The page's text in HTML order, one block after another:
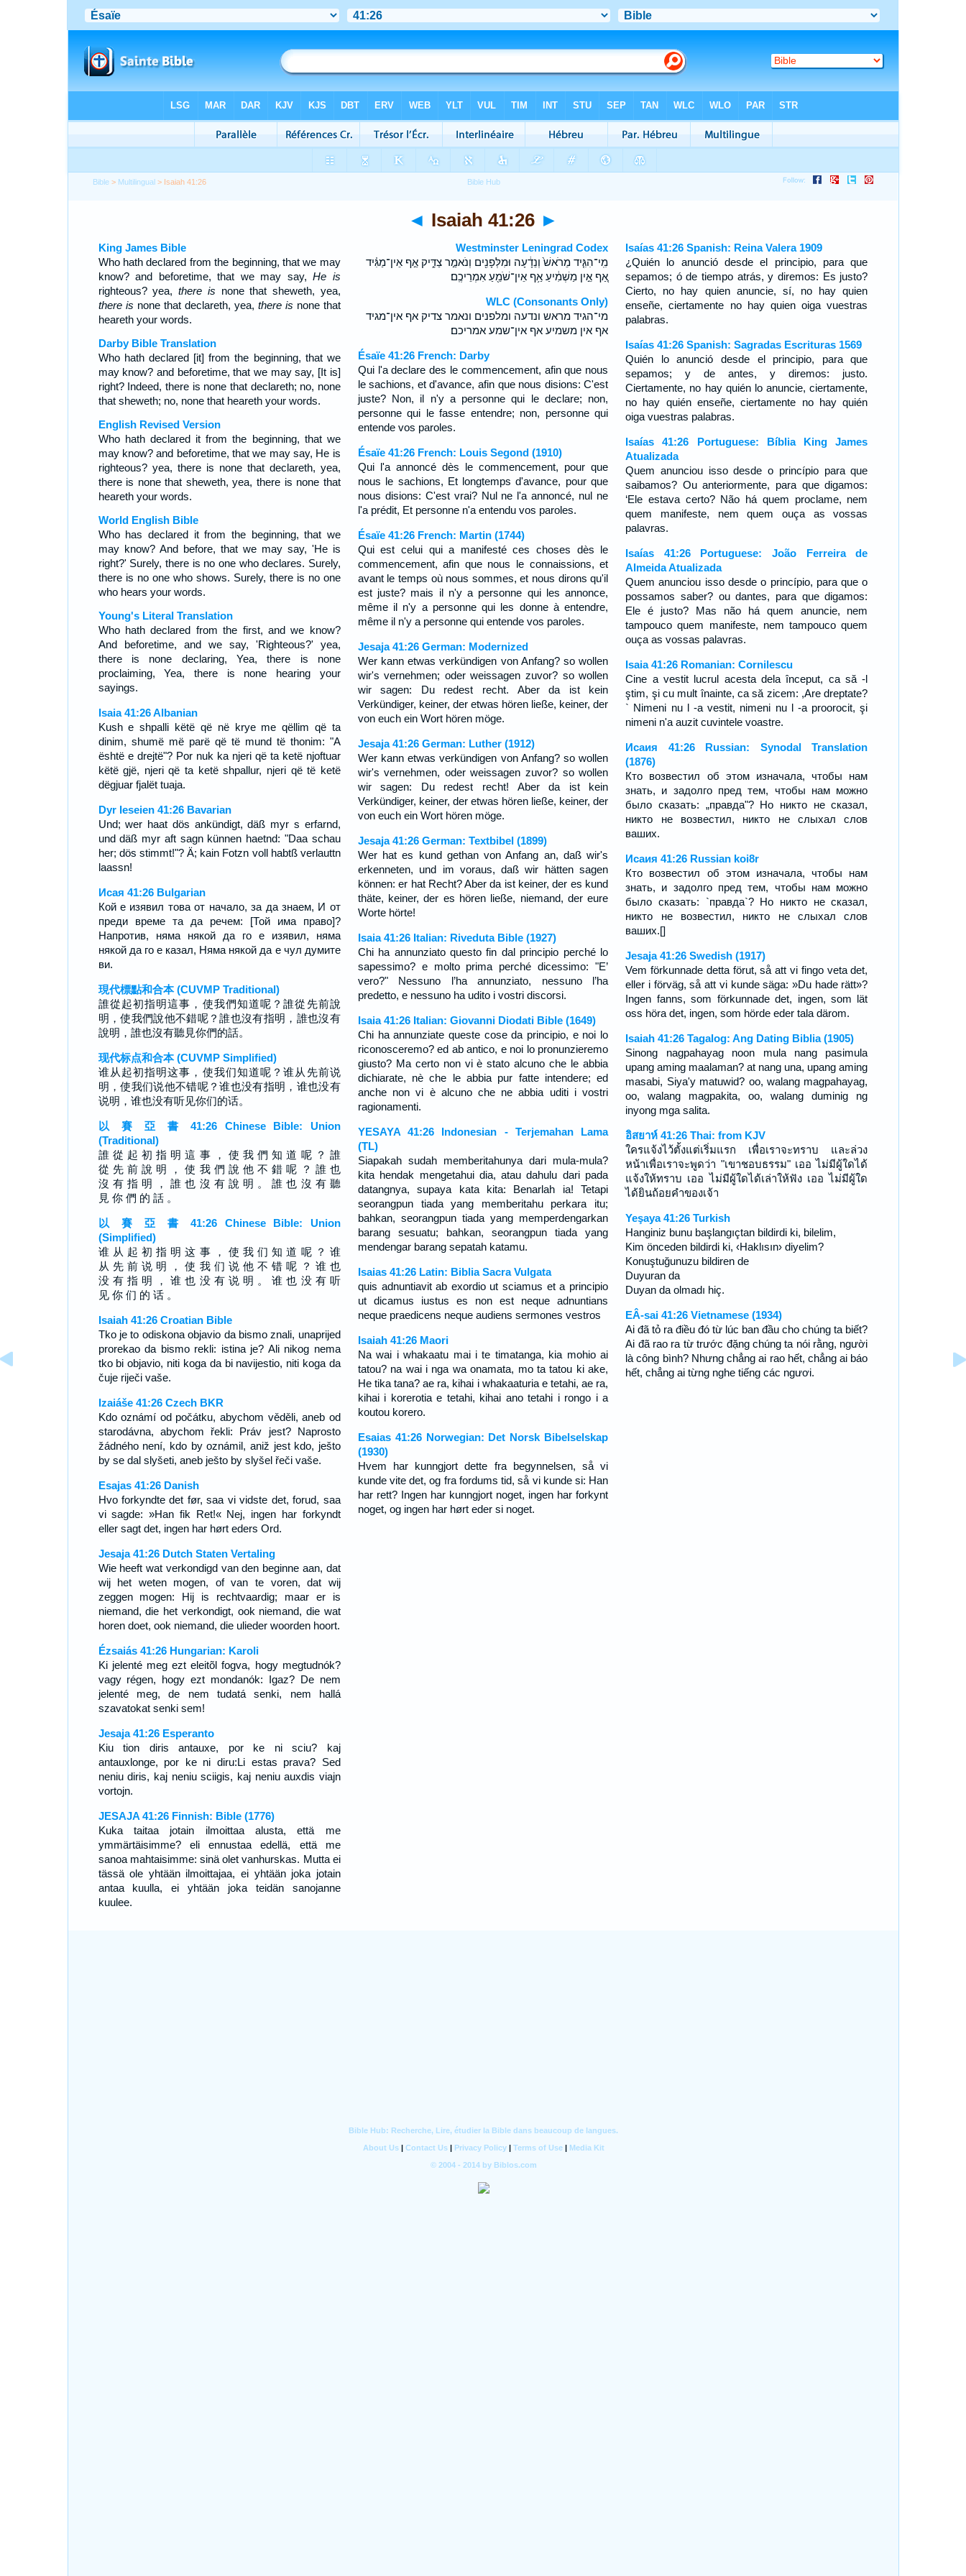
Bible > Multilingual > Isaiah 41:26
◄ Isaiah 41:26 ►
King James Bible
Who hath declared from the beginning, that we may
know? and beforetime, that we may say,He is
righteous? yea,there is none that sheweth, yea,
there is none that declareth, yea, there is none that
heareth your words.
Darby Bible Translation
Who hath declared [it] from the beginning, that we
may know? and beforetime, that we may say, [It is]
right? Indeed, there is none that declareth; no, none
that sheweth; no, none that heareth your words.
English Revised Version
Who hath declared it from the beginning, that we
may know? and beforetime, that we may say, He is
righteous? yea, there is none that declareth, yea,
there is none that sheweth, yea, there is none that
heareth your words.
World English Bible
Who has declared it from the beginning, that we
may know? And before, that we may say, 'He is
right?' Surely, there is no one who declares. Surely,
there is no one who shows. Surely, there is no one
who hears your words.
Young's Literal Translation
Who hath declared from the first, and we know?
And beforetime, and we say, 'Righteous?' yea,
there is none declaring, Yea, there is none
proclaiming, Yea, there is none hearing your
sayings.
Isaia 41:26 Albanian
Kush e shpalli këtë që në krye me qëllim që ta
dinim, shumë më parë që të mund të thonim: "A
është e drejtë"? Por nuk ka njeri që ta ketë njoftuar
këtë gjë, njeri që ta ketë shpallur, njeri që të ketë
dëgjuar fjalët tuaja.
Dyr Ieseien 41:26 Bavarian
Und; wer haat dös ankündigt, däß myr s erfarnd,
und däß myr aft sagn künnen haetnd: "Daa schau
her; dös stimmt!"? Ä; kain Fotzn voll habtß verlauttn
laassn!
Исая 41:26 Bulgarian
Кой е изявил това от начало, за да знаем, И от
преди време та да речем: [Той има право]?
Напротив, няма някой да го е изявил, няма
някой да го е казал, Няма някой да е чул думите
ви.
現代標點和合本 (CUVMP Traditional)
誰從起初指明這事，使我們知道呢？誰從先前說
明，使我們說他不錯呢？誰也沒有指明，誰也沒有
說明，誰也沒有聽見你們的話。
现代标点和合本 (CUVMP Simplified)
谁从起初指明这事，使我们知道呢？谁从先前说
明，使我们说他不错呢？谁也没有指明，谁也没有
说明，谁也没有听见你们的话。
以 賽 亞 書 41:26 Chinese Bible: Union
(Traditional)
誰 從 起 初 指 明 這 事 ， 使 我 們 知 道 呢 ？ 誰
從 先 前 說 明 ， 使 我 們 說 他 不 錯 呢 ？ 誰 也
沒 有 指 明 ， 誰 也 沒 有 說 明 。 誰 也 沒 有 聽
見 你 們 的 話 。
以 賽 亞 書 41:26 Chinese Bible: Union
(Simplified)
谁 从 起 初 指 明 这 事 ， 使 我 们 知 道 呢 ？ 谁
从 先 前 说 明 ， 使 我 们 说 他 不 错 呢 ？ 谁 也
没 有 指 明 ， 谁 也 没 有 说 明 。 谁 也 没 有 听
见 你 们 的 话 。
Isaiah 41:26 Croatian Bible
Tko je to odiskona objavio da bismo znali, unaprijed
prorekao da bismo rekli: istina je? Ali nikog nema
tko bi objavio, niti koga da bi navijestio, niti koga da
čuje riječi vaše.
Izaiáše 41:26 Czech BKR
Kdo oznámí od počátku, abychom věděli, aneb od
starodávna, abychom řekli: Práv jest? Naprosto
žádného není, kdo by oznámil, aniž jest kdo, ješto
by se dal slyšeti, aneb ješto by slyšel řeči vaše.
Esajas 41:26 Danish
Hvo forkyndte det før, saa vi vidste det, forud, saa
vi sagde: »Han fik Ret!« Nej, ingen har forkyndt
eller sagt det, ingen har hørt eders Ord.
Jesaja 41:26 Dutch Staten Vertaling
Wie heeft wat verkondigd van den beginne aan, dat
wij het weten mogen, of van te voren, dat wij
zeggen mogen: Hij is rechtvaardig; maar er is
niemand, die het verkondigt, ook niemand, die wat
horen doet, ook niemand, die ulieder woorden hoort.
Ézsaiás 41:26 Hungarian: Karoli
Ki jelenté meg ezt eleitõl fogva, hogy megtudnók?
vagy régen, hogy ezt mondanók: Igaz? De nem
jelenté meg, de nem tudatá senki, nem hallá
szavatokat senki sem!
Jesaja 41:26 Esperanto
Kiu tion diris antauxe, por ke ni sciu? kaj
antauxlonge, por ke ni diru:Li estas prava? Sed
neniu diris, kaj neniu sciigis, kaj neniu auxdis viajn
vortojn.
JESAJA 41:26 Finnish: Bible (1776)
Kuka taitaa jotain ilmoittaa alusta, että me
ymmärtäisimme? eli ennustaa edellä, että me
sanoa mahtaisimme: sinä olet vanhurskas. Mutta ei
tässä ole yhtään ilmoittajaa, ei yhtään joka jotain
antaa kuulla, ei yhtään joka teidän sanojanne
kuulee.
Westminster Leningrad Codex
מִֽי־הִגִּ֤יד מֵרֹאשׁ֙ וְנֵדָ֔עָה וּמִלְּפָנִ֖ים וְנֹאמַ֣ר צַדִּ֑יק אַ֣ף אֵין־מַגִּ֗יד
אַ֚ף אֵ֣ין מַשְׁמִ֔יעַ אַ֥ף אֵין־שֹׁמֵ֖עַ אִמְרֵיכֶֽם׃
WLC (Consonants Only)
מי־הגיד מראש ונדעה ומלפנים ונאמר צדיק אף אין־מגיד
אף אין משמיע אף אין־שמע אמריכם׃
Ésaïe 41:26 French: Darby
Qui l'a declare des le commencement, afin que nous
le sachions, et d'avance, afin que nous disions: C'est
juste? Non, il n'y a personne qui le declare; non,
personne qui le fasse entendre; non, personne qui
entende vos paroles.
Ésaïe 41:26 French: Louis Segond (1910)
Qui l'a annoncé dès le commencement, pour que
nous le sachions, Et longtemps d'avance, pour que
nous disions: C'est vrai? Nul ne l'a annoncé, nul ne
l'a prédit, Et personne n'a entendu vos paroles.
Ésaïe 41:26 French: Martin (1744)
Qui est celui qui a manifesté ces choses dès le
commencement, afin que nous le connaissions, et
avant le temps où nous sommes, et nous dirons qu'il
est juste? mais il n'y a personne qui les annonce,
même il n'y a personne qui les donne à entendre,
même il n'y a personne qui entende vos paroles.
Jesaja 41:26 German: Modernized
Wer kann etwas verkündigen von Anfang? so wollen
wir's vernehmen; oder weissagen zuvor? so wollen
wir sagen: Du redest recht. Aber da ist kein
Verkündiger, keiner, der etwas hören ließe, keiner, der
von euch ein Wort hören möge.
Jesaja 41:26 German: Luther (1912)
Wer kann etwas verkündigen von Anfang? so wollen
wir's vernehmen, oder weissagen zuvor? so wollen
wir sagen: Du redest recht! Aber da ist kein
Verkündiger, keiner, der etwas hören ließe, keiner, der
von euch ein Wort hören möge.
Jesaja 41:26 German: Textbibel (1899)
Wer hat es kund gethan von Anfang an, daß wir's
erkenneten, und im voraus, daß wir hätten sagen
können: er hat Recht? Aber da ist keiner, der es kund
thäte, keiner, der es hören ließe, niemand, der eure
Worte hörte!
Isaia 41:26 Italian: Riveduta Bible (1927)
Chi ha annunziato questo fin dal principio perché lo
sapessimo? e molto prima perché dicessimo: "E’
vero?" Nessuno l’ha annunziato, nessuno l’ha
predetto, e nessuno ha udito i vostri discorsi.
Isaia 41:26 Italian: Giovanni Diodati Bible (1649)
Chi ha annunziate queste cose da principio, e noi lo
riconosceremo? ed ab antico, e noi lo pronunzieremo
giusto? Ma certo non vi è stato alcuno che le abbia
dichiarate, nè che le abbia pur fatte intendere; ed
anche non vi è alcuno che ne abbia uditi i vostri
ragionamenti.
YESAYA 41:26 Indonesian - Terjemahan Lama
(TL)
Siapakah sudah memberitahunya dari mula-mula?
kita hendak mengetahui dia, atau dahulu dari pada
datangnya, supaya kata kita: Benarlah ia! Tetapi
seorangpun tiada yang memberitahu perkara itu;
bahkan, seorangpun tiada yang memperdengarkan
barang sesuatu; bahkan, seorangpun tiada yang
mendengar barang sepatah katamu.
Isaias 41:26 Latin: Biblia Sacra Vulgata
quis adnuntiavit ab exordio ut sciamus et a principio
ut dicamus iustus es non est neque adnuntians
neque praedicens neque audiens sermones vestros
Isaiah 41:26 Maori
Na wai i whakaatu mai i te timatanga, kia mohio ai
tatou? na wai i nga wa onamata, mo ta tatou ki ake,
He tika tana? ae ra, kihai i whakaaturia e tetahi, ae ra,
kihai i korerotia e tetahi, kihai ano tetahi i rongo i a
koutou korero.
Esaias 41:26 Norwegian: Det Norsk Bibelselskap
(1930)
Hvem har kunngjort dette fra begynnelsen, så vi
kunde vite det, og fra fordums tid, så vi kunde si: Han
har rett? Ingen har kunngjort noget, ingen har forkynt
noget, og ingen har hørt eder si noget.
Isaías 41:26 Spanish: Reina Valera 1909
¿Quién lo anunció desde el principio, para que
sepamos; ó de tiempo atrás, y diremos: Es justo?
Cierto, no hay quien anuncie, sí, no hay quien
enseñe, ciertamente no hay quien oiga vuestras
palabras.
Isaías 41:26 Spanish: Sagradas Escrituras 1569
Quién lo anunció desde el principio, para que
sepamos; y de antes, y diremos: justo.
Ciertamente, no hay quién lo anuncie, ciertamente,
no hay quién enseñe, ciertamente no hay quién
oiga vuestras palabras.
Isaías 41:26 Portuguese: Bíblia King James
Atualizada
Quem anunciou isso desde o princípio para que
saibamos? Ou anteriormente, para que digamos:
‘Ele estava certo? Não há quem proclame, nem
quem manifeste, nem quem ouça as vossas
palavras.
Isaías 41:26 Portuguese: João Ferreira de
Almeida Atualizada
Quem anunciou isso desde o princípio, para que o
possamos saber? ou dantes, para que digamos:
Ele é justo? Mas não há quem anuncie, nem
tampouco quem manifeste, nem tampouco quem
ouça as vossas palavras.
Isaia 41:26 Romanian: Cornilescu
Cine a vestit lucrul acesta dela început, ca să -l
ştim, şi cu mult înainte, ca să zicem: ,Are dreptate?
` Nimeni nu l -a vestit, nimeni nu l -a proorocit, şi
nimeni n'a auzit cuvintele voastre.
Исаия 41:26 Russian: Synodal Translation
(1876)
Кто возвестил об этом изначала, чтобы нам
знать, и задолго пред тем, чтобы нам можно
было сказать: „правда"? Но никто не сказал,
никто не возвестил, никто не слыхал слов
ваших.
Исаия 41:26 Russian koi8r
Кто возвестил об этом изначала, чтобы нам
знать, и задолго пред тем, чтобы нам можно
было сказать: `правда`? Но никто не сказал,
никто не возвестил, никто не слыхал слов
ваших.[]
Jesaja 41:26 Swedish (1917)
Vem förkunnade detta förut, så att vi fingo veta det,
eller i förväg, så att vi kunde säga: »Du hade rätt»?
Ingen fanns, som förkunnade det, ingen, som lät
oss höra det, ingen, som hörde eder tala därom.
Isaiah 41:26 Tagalog: Ang Dating Biblia (1905)
Sinong nagpahayag noon mula nang pasimula
upang aming maalaman? at nang una, upang aming
masabi, Siya'y matuwid? oo, walang magpahayag,
oo, walang magpakita, oo, walang duminig ng
inyong mga salita.
อิสยาห์ 41:26 Thai: from KJV
ใครแจ้งไว้ตั้งแต่เริ่มแรก เพื่อเราจะทราบ และล่วง
หน้าเพื่อเราจะพูดว่า "เขาชอบธรรม" เออ ไม่มีผู้ใดได้
แจ้งให้ทราบ เออ ไม่มีผู้ใดได้เล่าให้ฟัง เออ ไม่มีผู้ใด
ได้ยินถ้อยคำของเจ้า
Yeşaya 41:26 Turkish
Hanginiz bunu başlangıçtan bildirdi ki, bilelim,
Kim önceden bildirdi ki, ‹Haklısın› diyelim?
Konuştuğunuzu bildiren de
Duyuran da
Duyan da olmadı hiç.
EÂ-sai 41:26 Vietnamese (1934)
Ai đã tỏ ra điều đó từ lúc ban đầu cho chúng ta biết?
Ai đã rao ra từ trước đặng chúng ta nói rằng, người
là công bình? Nhưng chẳng ai rao hết, chẳng ai báo
hết, chẳng ai từng nghe tiếng các ngươi.